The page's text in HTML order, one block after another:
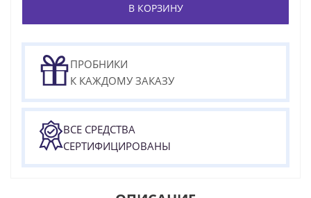
В КОРЗИНУ
ПРОБНИКИ
К КАЖДОМУ ЗАКАЗУ
ВСЕ СРЕДСТВА
СЕРТИФИЦИРОВАНЫ